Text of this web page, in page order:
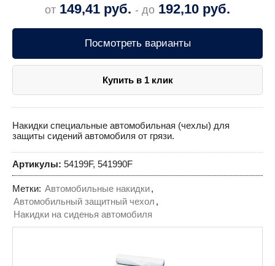
от 149,41 руб. - до 192,10 руб.
Посмотреть варианты
Купить в 1 клик
Накидки специальные автомобильная (чехлы) для
защиты сидений автомобиля от грязи.
Артикулы: 54199F, 541990F
Метки: Автомобильные накидки,
Автомобильный защитный чехол ,
Накидки на сиденья автомобиля